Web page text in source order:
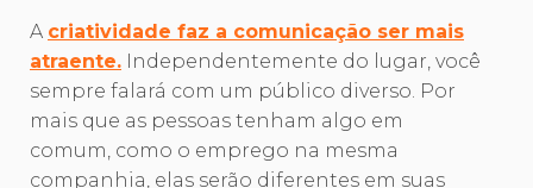
A criatividade faz a comunicação ser mais
atraente. Independentemente do lugar, você
sempre falará com um público diverso. Por
mais que as pessoas tenham algo em
comum, como o emprego na mesma
companhia, elas serão diferentes em suas